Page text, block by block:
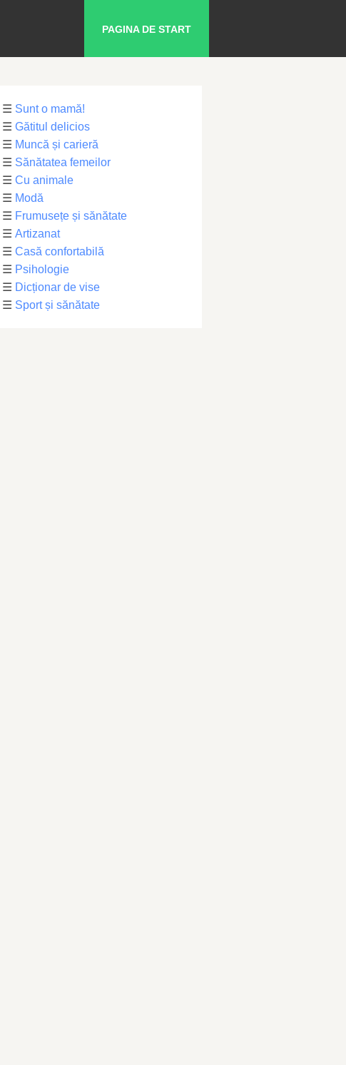
PAGINA DE START
☰ Sunt o mamă!
☰ Gătitul delicios
☰ Muncă și carieră
☰ Sănătatea femeilor
☰ Cu animale
☰ Modă
☰ Frumusețe și sănătate
☰ Artizanat
☰ Casă confortabilă
☰ Psihologie
☰ Dicționar de vise
☰ Sport și sănătate